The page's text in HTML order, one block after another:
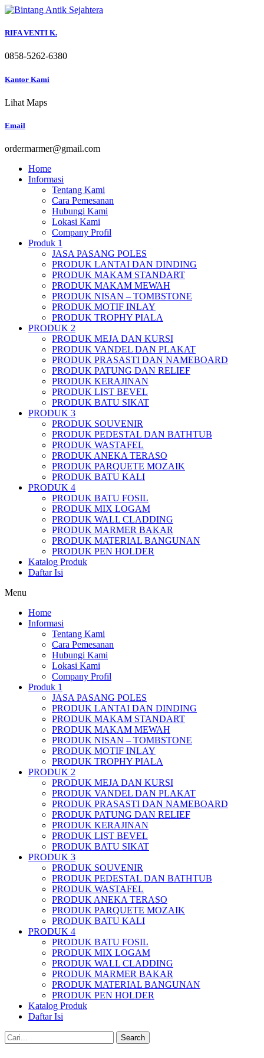
Skip
content
RIFA VENTI K.
0858-5262-6380
Kantor Kami
Lihat Maps
Email
ordermarmer@gmail.com
Home
Informasi
Tentang Kami
Cara Pemesanan
Hubungi Kami
Lokasi Kami
Company Profil
Produk 1
JASA PASANG POLES
PRODUK LANTAI DAN DINDING
PRODUK MAKAM STANDART
PRODUK MAKAM MEWAH
PRODUK NISAN – TOMBSTONE
PRODUK MOTIF INLAY
PRODUK TROPHY PIALA
PRODUK 2
PRODUK MEJA DAN KURSI
PRODUK VANDEL DAN PLAKAT
PRODUK PRASASTI DAN NAMEBOARD
PRODUK PATUNG DAN RELIEF
PRODUK KERAJINAN
PRODUK LIST BEVEL
PRODUK BATU SIKAT
PRODUK 3
PRODUK SOUVENIR
PRODUK PEDESTAL DAN BATHTUB
PRODUK WASTAFEL
PRODUK ANEKA TERASO
PRODUK PARQUETE MOZAIK
PRODUK BATU KALI
PRODUK 4
PRODUK BATU FOSIL
PRODUK MIX LOGAM
PRODUK WALL CLADDING
PRODUK MARMER BAKAR
PRODUK MATERIAL BANGUNAN
PRODUK PEN HOLDER
Katalog Produk
Daftar Isi
Menu
Home
Informasi
Tentang Kami
Cara Pemesanan
Hubungi Kami
Lokasi Kami
Company Profil
Produk 1
JASA PASANG POLES
PRODUK LANTAI DAN DINDING
PRODUK MAKAM STANDART
PRODUK MAKAM MEWAH
PRODUK NISAN – TOMBSTONE
PRODUK MOTIF INLAY
PRODUK TROPHY PIALA
PRODUK 2
PRODUK MEJA DAN KURSI
PRODUK VANDEL DAN PLAKAT
PRODUK PRASASTI DAN NAMEBOARD
PRODUK PATUNG DAN RELIEF
PRODUK KERAJINAN
PRODUK LIST BEVEL
PRODUK BATU SIKAT
PRODUK 3
PRODUK SOUVENIR
PRODUK PEDESTAL DAN BATHTUB
PRODUK WASTAFEL
PRODUK ANEKA TERASO
PRODUK PARQUETE MOZAIK
PRODUK BATU KALI
PRODUK 4
PRODUK BATU FOSIL
PRODUK MIX LOGAM
PRODUK WALL CLADDING
PRODUK MARMER BAKAR
PRODUK MATERIAL BANGUNAN
PRODUK PEN HOLDER
Katalog Produk
Daftar Isi
Search